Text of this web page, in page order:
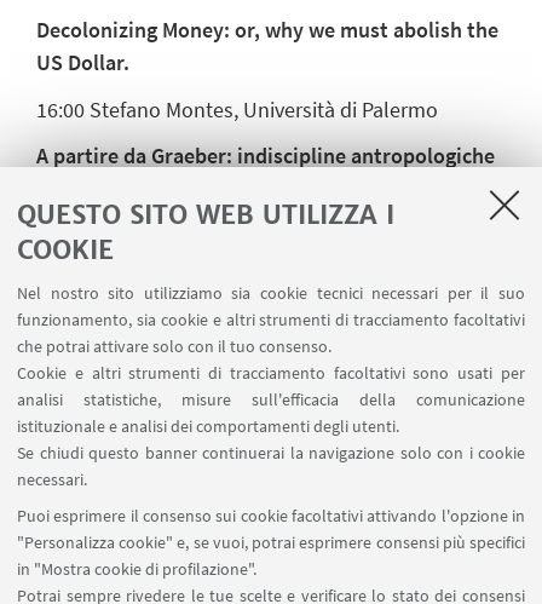
QUESTO SITO WEB UTILIZZA I
COOKIE
Nel nostro sito utilizziamo sia cookie tecnici necessari per il suo
funzionamento, sia cookie e altri strumenti di tracciamento facoltativi
che potrai attivare solo con il tuo consenso.
Cookie e altri strumenti di tracciamento facoltativi sono usati per
analisi statistiche, misure sull'efficacia della comunicazione
istituzionale e analisi dei comportamenti degli utenti.
Se chiudi questo banner continuerai la navigazione solo con i cookie
necessari.
Puoi esprimere il consenso sui cookie facoltativi attivando l'opzione in
"Personalizza cookie" e, se vuoi, potrai esprimere consensi più specifici
in "Mostra cookie di profilazione".
Potrai sempre rivedere le tue scelte e verificare lo stato dei consensi
Decolonizing Money: or, why we must abolish the
US Dollar.
16:00 Stefano Montes, Università di Palermo
A partire da Graeber: indiscipline antropologiche
16:30 - 18:00Conversation
IN EVIDENZA
PROGRAMMA [ .pdf 3166Kb ]
WEBINAR
IN EVIDENZA